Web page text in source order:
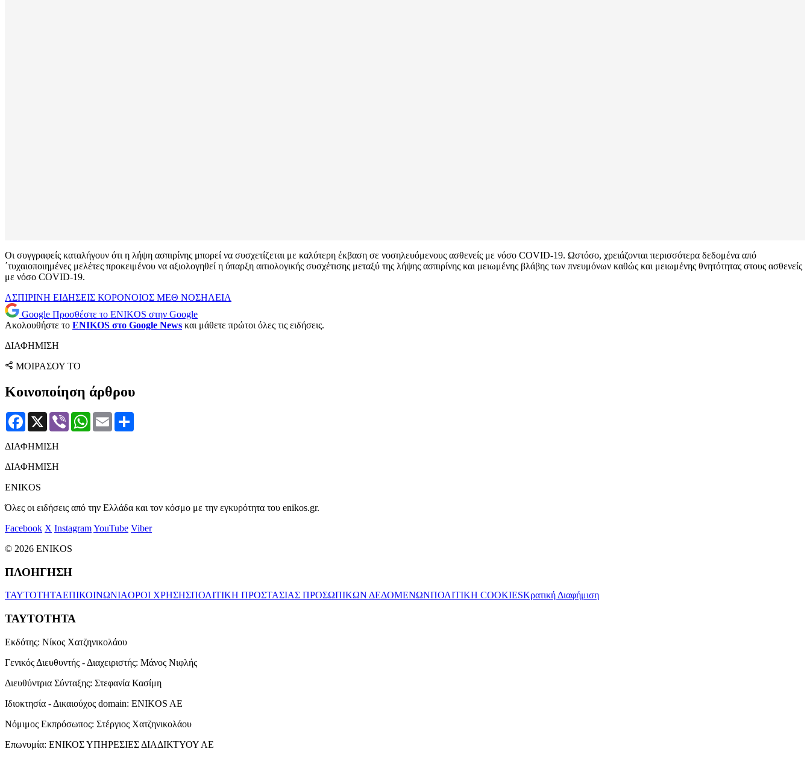
Οι συγγραφείς καταλήγουν ότι η λήψη ασπιρίνης μπορεί να συσχετίζεται με καλύτερη έκβαση σε νοσηλευόμενους ασθενείς με νόσο COVID-19. Ωστόσο, χρειάζονται περισσότερα δεδομένα από
΄τυχαιοποιημένες μελέτες προκειμένου να αξιολογηθεί η ύπαρξη αιτιολογικής συσχέτισης μεταξύ της λήψης ασπιρίνης και μειωμένης βλάβης των πνευμόνων καθώς και μειωμένης θνητότητας στους ασθενείς
με νόσο COVID-19.
ΑΣΠΙΡΙΝΗ ΕΙΔΗΣΕΙΣ ΚΟΡΟΝΟΙΟΣ ΜΕΘ ΝΟΣΗΛΕΙΑ
Google Προσθέστε το ENIKOS στην Google
Ακολουθήστε το ENIKOS στο Google News και μάθετε πρώτοι όλες τις ειδήσεις.
ΔΙΑΦΗΜΙΣΗ
ΜΟΙΡΑΣΟΥ ΤΟ
Κοινοποίηση άρθρου
Facebook
X Viber WhatsApp
Email
ΔΙΑΦΗΜΙΣΗ
ΔΙΑΦΗΜΙΣΗ
ENIKOS
Όλες οι ειδήσεις από την Ελλάδα και τον κόσμο με την εγκυρότητα του enikos.gr.
Facebook X InstagramYouTube Viber
© 2026 ENIKOS
ΠΛΟΗΓΗΣΗ
ΤΑΥΤΟΤΗΤΑΕΠΙΚΟΙΝΩΝΙΑΟΡΟΙ ΧΡΗΣΗΣΠΟΛΙΤΙΚΗ ΠΡΟΣΤΑΣΙΑΣ ΠΡΟΣΩΠΙΚΩΝ ΔΕΔΟΜΕΝΩΝΠΟΛΙΤΙΚΗ COOKIESΚρατική Διαφήμιση
ΤΑΥΤΟΤΗΤΑ
Εκδότης: Νίκος Χατζηνικολάου
Γενικός Διευθυντής - Διαχειριστής: Μάνος Νιφλής
Διευθύντρια Σύνταξης: Στεφανία Κασίμη
Ιδιοκτησία - Δικαιούχος domain: ENIKOS AE
Νόμιμος Εκπρόσωπος: Στέργιος Χατζηνικολάου
Επωνυμία: ΕΝΙΚΟΣ ΥΠΗΡΕΣΙΕΣ ΔΙΑΔΙΚΤΥΟΥ ΑΕ